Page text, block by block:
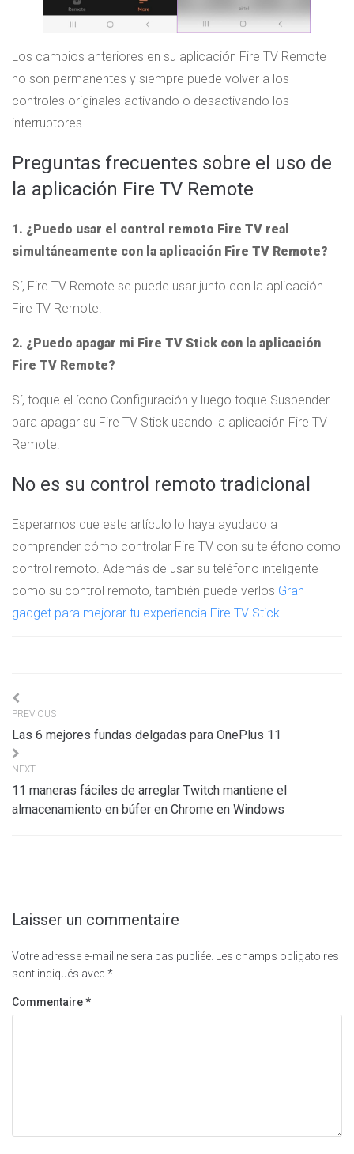
Los cambios anteriores en su aplicación Fire TV Remote
no son permanentes y siempre puede volver a los
controles originales activando o desactivando los
interruptores.
Preguntas frecuentes sobre el uso de
la aplicación Fire TV Remote
1. ¿Puedo usar el control remoto Fire TV real
simultáneamente con la aplicación Fire TV Remote?
Sí, Fire TV Remote se puede usar junto con la aplicación
Fire TV Remote.
2. ¿Puedo apagar mi Fire TV Stick con la aplicación
Fire TV Remote?
Sí, toque el ícono Configuración y luego toque Suspender
para apagar su Fire TV Stick usando la aplicación Fire TV
Remote.
No es su control remoto tradicional
Esperamos que este artículo lo haya ayudado a
comprender cómo controlar Fire TV con su teléfono como
control remoto. Además de usar su teléfono inteligente
como su control remoto, también puede verlos Gran
gadget para mejorar tu experiencia Fire TV Stick.
Navigation
de
l’article
PREVIOUS
Las 6 mejores fundas delgadas para OnePlus 11
NEXT
11 maneras fáciles de arreglar Twitch mantiene el
almacenamiento en búfer en Chrome en Windows
Laisser un commentaire
Votre adresse e-mail ne sera pas publiée.
Les champs obligatoires
sont indiqués avec *
Commentaire*